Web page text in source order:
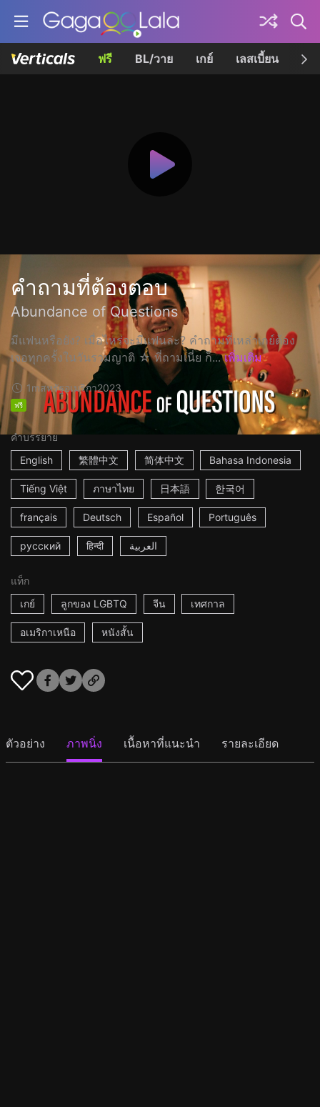
ฟรี BL/วาย เกย์ เลสเบี้ยน เค
คำถามที่ต้องตอบ
Abundance of Questions
มีแฟนหรือยัง? เมื่อไหร่จะมีแฟนล่ะ? คำถามที่เหล่าเกย์ต้อง
เจอทุกครั้งในวันรวมญาติ ☆ ที่ถามเนี่ย ก็... เพิ่มเติม
1mสหรัฐอเมริกา2023
ฟรี
คำบรรยาย
English
繁體中文 简体中文 Bahasa Indonesia
Tiếng Việt ภาษาไทย 日本語 한국어
français Deutsch Español Português
русский हिन्दी العربية
แท็ก
เกย์
ลูกของ LGBTQ จีน เทศกาล
อเมริกาเหนือ หนังสั้น
ตัวอย่าง ภาพนิ่ง เนื้อหาที่แนะนำ รายละเอียด